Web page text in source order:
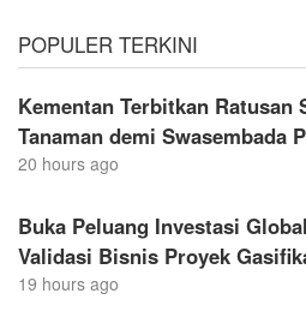
POPULER TERKINI
Kementan Terbitkan Ratusan
Tanaman demi Swasembada
20 hours ago
Buka Peluang Investasi
Validasi Bisnis Proyek
19 hours ago